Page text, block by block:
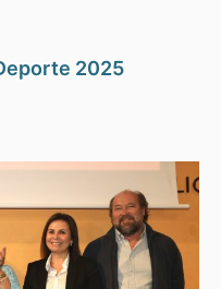
2025